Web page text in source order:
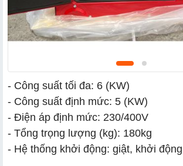
- Công suất tối đa: 6 (KW)
- Công suất định mức: 5 (KW)
- Điện áp định mức: 230/400V
- Tổng trọng lượng (kg): 180kg
- Hệ thống khởi động: giật, khởi